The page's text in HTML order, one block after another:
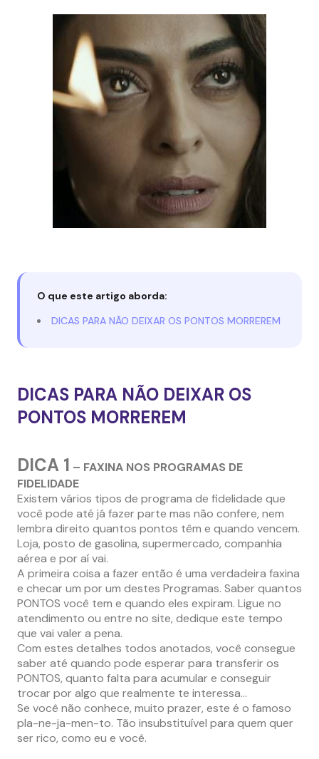
O que este artigo aborda:
DICAS PARA NÃO DEIXAR OS PONTOS MORREREM
DICAS PARA NÃO DEIXAR OS
PONTOS MORREREM
DICA 1 – FAXINA NOS PROGRAMAS DE
FIDELIDADE
Existem vários tipos de programa de fidelidade que
você pode até já fazer parte mas não confere, nem
lembra direito quantos pontos têm e quando vencem.
Loja, posto de gasolina, supermercado, companhia
aérea e por aí vai.
A primeira coisa a fazer então é uma verdadeira faxina
e checar um por um destes Programas. Saber quantos
PONTOS você tem e quando eles expiram. Ligue no
atendimento ou entre no site, dedique este tempo
que vai valer a pena.
Com estes detalhes todos anotados, você consegue
saber até quando pode esperar para transferir os
PONTOS, quanto falta para acumular e conseguir
trocar por algo que realmente te interessa…
Se você não conhece, muito prazer, este é o famoso
pla-ne-ja-men-to. Tão insubstituível para quem quer
ser rico, como eu e você.